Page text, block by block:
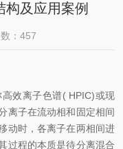
及应用案例
：457
效离子色谱( HPIC)或现
离子在流动相和固定相间
动时，各离子在两相间进
过程的本质是待分离混合